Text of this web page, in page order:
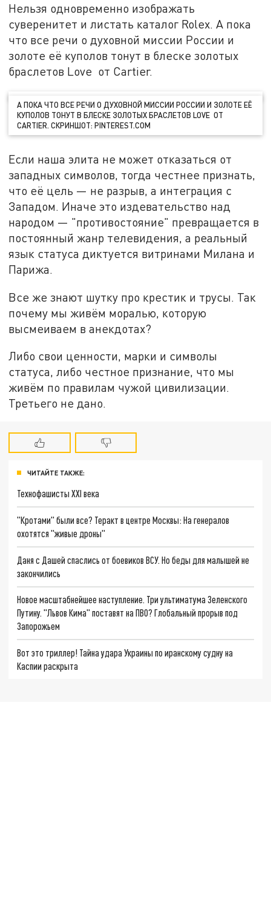
Нельзя одновременно изображать
суверенитет и листать каталог Rolex. А пока
что все речи о духовной миссии России и
золоте её куполов тонут в блеске золотых
браслетов Love от Cartier.
А ПОКА ЧТО ВСЕ РЕЧИ О ДУХОВНОЙ МИССИИ РОССИИ И ЗОЛОТЕ ЕЁ
КУПОЛОВ ТОНУТ В БЛЕСКЕ ЗОЛОТЫХ БРАСЛЕТОВ LOVE ОТ
CARTIER. СКРИНШОТ: PINTEREST.COM
Если наша элита не может отказаться от
западных символов, тогда честнее признать,
что её цель — не разрыв, а интеграция с
Западом. Иначе это издевательство над
народом — "противостояние" превращается в
постоянный жанр телевидения, а реальный
язык статуса диктуется витринами Милана и
Парижа.
Все же знают шутку про крестик и трусы. Так
почему мы живём моралью, которую
высмеиваем в анекдотах?
Либо свои ценности, марки и символы
статуса, либо честное признание, что мы
живём по правилам чужой цивилизации.
Третьего не дано.
ЧИТАЙТЕ ТАКЖЕ:
Технофашисты XXI века
"Кротами" были все? Теракт в центре Москвы: На генералов
охотятся "живые дроны"
Даня с Дашей спаслись от боевиков ВСУ. Но беды для малышей не
закончились
Новое масштабнейшее наступление. Три ультиматума Зеленского
Путину. "Львов Кима" поставят на ПВО? Глобальный прорыв под
Запорожьем
Вот это триллер! Тайна удара Украины по иранскому судну на
Каспии раскрыта